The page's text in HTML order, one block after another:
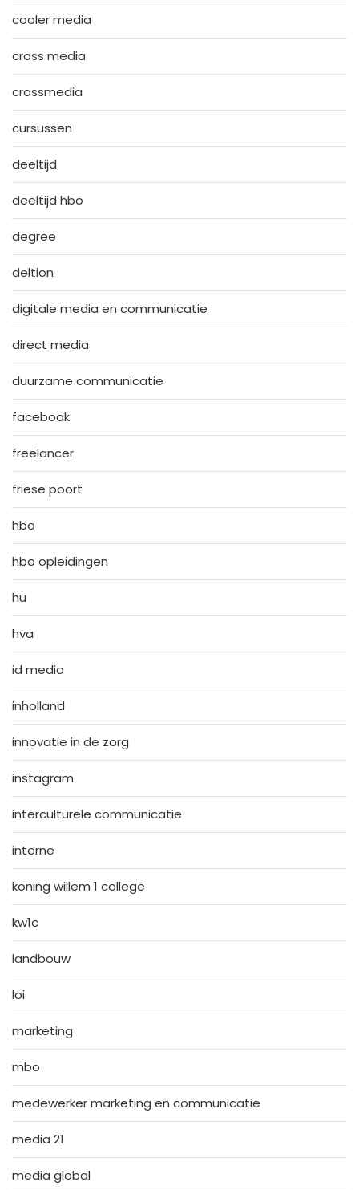
cooler media
cross media
crossmedia
cursussen
deeltijd
deeltijd hbo
degree
deltion
digitale media en communicatie
direct media
duurzame communicatie
facebook
freelancer
friese poort
hbo
hbo opleidingen
hu
hva
id media
inholland
innovatie in de zorg
instagram
interculturele communicatie
interne
koning willem 1 college
kw1c
landbouw
loi
marketing
mbo
medewerker marketing en communicatie
media 21
media global